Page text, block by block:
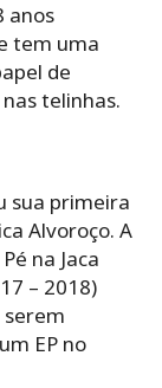
anos
tem uma
de
telinhas.
sua primeira
Alvoroço. A
na Jaca
– 2018)
serem
EP no